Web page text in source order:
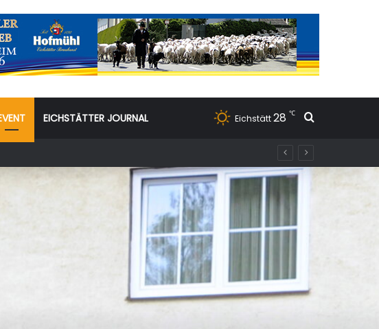
EICHSTÄTTER JOURNAL Eichstätt28 ℃ Suchen
Familie